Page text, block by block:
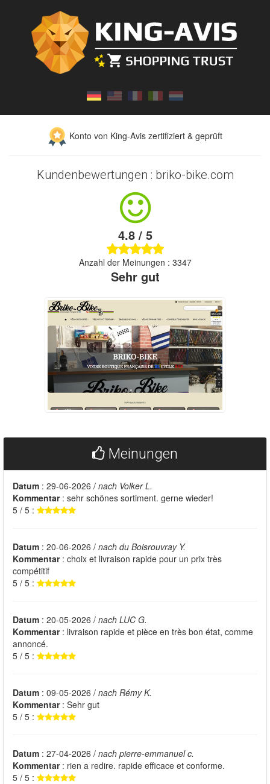
Konto von King-Avis zertifiziert & geprüft
Kundenbewertungen : briko-bike.com
4.8 / 5
Anzahl der Meinungen : 3347
Sehr gut
Meinungen
Datum : 29-06-2026 / nach Volker L.
Kommentar: sehr schönes sortiment. gerne wieder!
5 / 5 :
Datum : 20-06-2026 / nach du Boisrouvray Y.
Kommentar: choix et livraison rapide pour un prix très
compétitif
5 / 5 :
Datum : 20-05-2026 / nach LUC G.
Kommentar: livraison rapide et pièce en très bon état, comme
annoncé.
5 / 5 :
Datum : 09-05-2026 / nach Rémy K.
Kommentar: Sehr gut
5 / 5 :
Datum : 27-04-2026 / nach pierre-emmanuel c.
Kommentar: rien a redire. rapide efficace et conforme.
5 / 5 :